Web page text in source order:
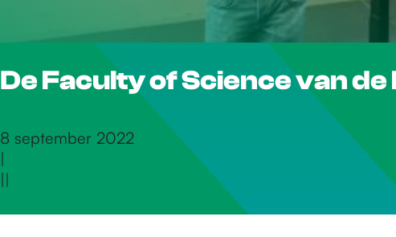
De Faculty of Science van
8 september 2022
|
||